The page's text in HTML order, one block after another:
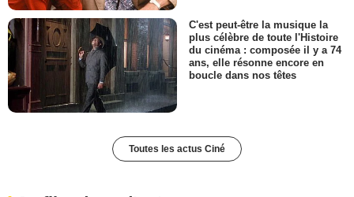
C'est peut-être la musique la
plus célèbre de toute l'Histoire
du cinéma : composée il y a 74
ans, elle résonne encore en
boucle dans nos têtes
Toutes les actus Ciné